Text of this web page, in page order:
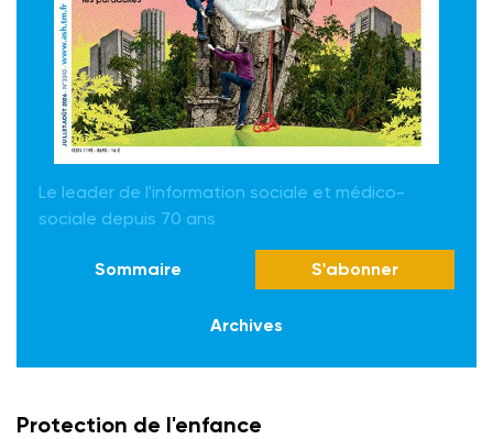
Le leader de l'information sociale et médico-
sociale depuis 70 ans
Sommaire S'abonner
Archives
Protection de l'enfance